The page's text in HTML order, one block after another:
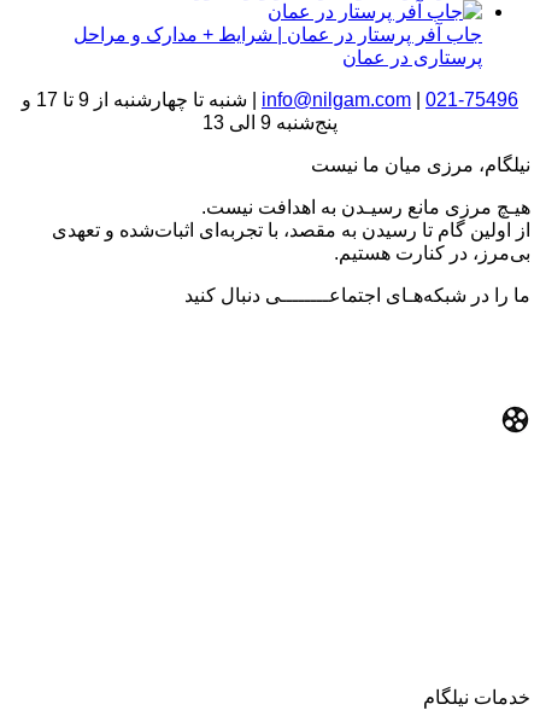
جاب آفر پرستار در عمان | شرایط + مدارک و مراحل
پرستاری در عمان
021-75496
info@nilgam.com
| شنبه تا چهارشنبه از 9 تا 17 و
پنج‌شنبه 9 الی 13
نیلگام، مرزی میان ما نیست
هیـچ مرزی مانع رسیـدن به اهدافت نیست.
از اولین گام تا رسیدن به مقصد، با تجربه‌ای اثبات‌شده و تعهدی
بی‌مرز، در کنارت هستیم.
ما را در شبکه‌هـای اجتماعــــــــی دنبال کنید
خدمات نیلگام